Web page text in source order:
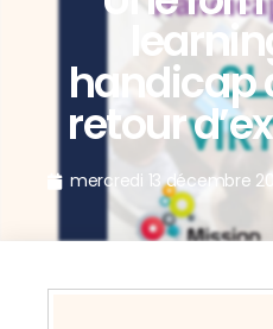
handicap
retour
mercredi 13 décembre